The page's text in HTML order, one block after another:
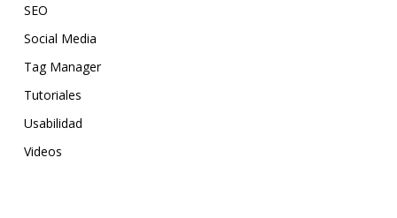
SEO
Social Media
Tag Manager
Tutoriales
Usabilidad
Videos